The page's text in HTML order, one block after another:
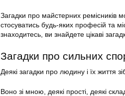
Загадки про майстерних ремісників
стосуватись будь-яких професій та
знаходитесь, ви знайдете цікаві
Загадки про сильних
Деякі загадки про людину і їх життя
Воно зі мною, деякі прості, деякі